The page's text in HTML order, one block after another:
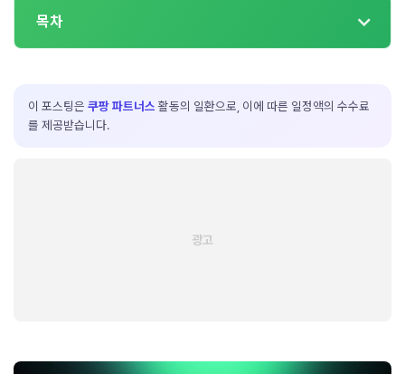
목차
이 포스팅은 쿠팡 파트너스 활동의 일환으로, 이에 따른 일정액의 수수료
를 제공받습니다.